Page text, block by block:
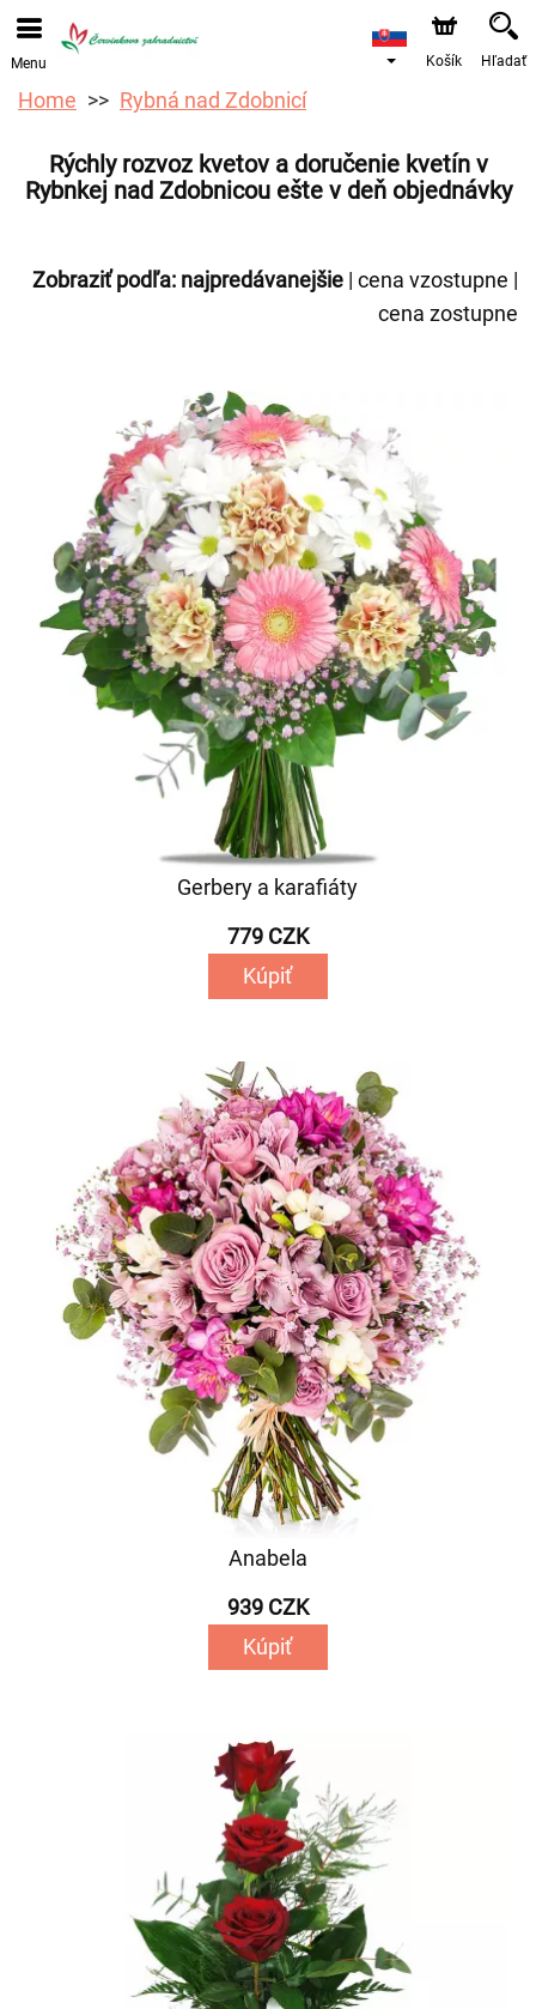
Objednávky prijímame prostredníctvom nášho e-shopu.
Najskorší možný termín doručenia je od 12.8.2026 z
Menu Košík Hľadať
Home Rybná nad Zdobnicí
Rýchly rozvoz kvetov a doručenie kvetín v
Rybnkej nad Zdobnicou ešte v deň objednávky
Zobraziť podľa: najpredávanejšie | cena vzostupne |
cena zostupne
Gerbery a karafiáty
779 CZK
Kúpiť
Anabela
939 CZK
Kúpiť